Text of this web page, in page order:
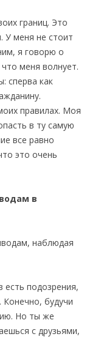
границ. Это
У меня не стоит
я говорю о
меня волнует.
сперва как
правилах. Моя
в ту самую
все равно
это очень
в
наблюдая
есть подозрения,
Конечно, будучи
Но ты же
с друзьями,